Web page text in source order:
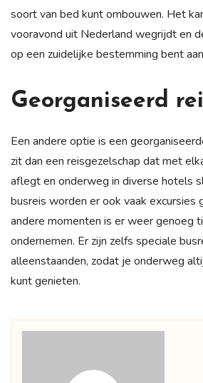
soort van bed kunt ombouwen. Het
vooravond uit Nederland wegrijdt en
op een zuidelijke bestemming bent
Georganiseerd
Een andere optie is een
zit dan een reisgezelschap dat met
aflegt en onderweg in diverse hotels
busreis worden er ook vaak excursies
andere momenten is er weer genoeg
ondernemen. Er zijn zelfs speciale
alleenstaanden, zodat je onderweg
kunt genieten.